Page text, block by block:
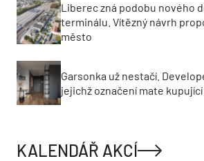
Liberec zná podobu nového
terminálu. Vítězný návrh
město
Garsonka už nestačí.
jejichž označení mate kupující
KALENDÁŘ AKCÍ